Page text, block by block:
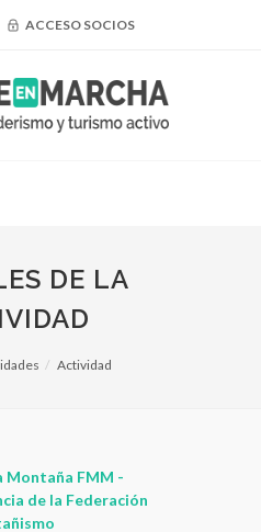
ACCESO SOCIOS
DE LA
Actividad
Montaña FMM -
de la Federación